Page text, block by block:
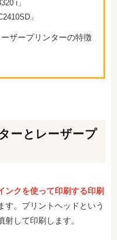
i」
」
ザープリンターの特徴
ーとレーザープ
ンクを使って印刷する印刷
す。プリントヘッドという
して印刷します。